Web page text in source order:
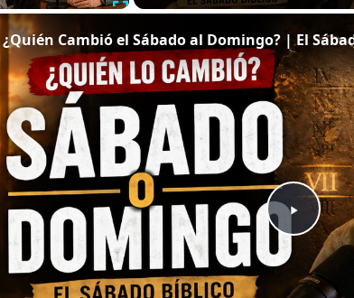
Fullscreen
Play
Video
¿Quién Cambió el Sábado al Domingo? | El